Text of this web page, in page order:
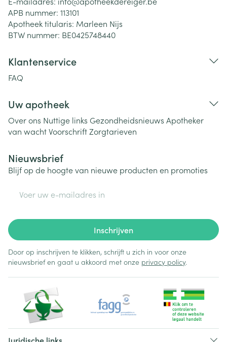
APB nummer: 113101
Apotheek titularis: Marleen Nijs
BTW nummer: BE0425748440
Klantenservice
FAQ
Uw apotheek
Over ons Nuttige links Gezondheidsnieuws Apotheker
van wachtVoorschriftZorgtarieven
Nieuwsbrief
Blijf op de hoogte van nieuwe producten en promoties
Inschrijven
Door op inschrijven te klikken, schrijft u zich in voor onze
nieuwsbrief en gaat u akkoord met onze privacy policy.